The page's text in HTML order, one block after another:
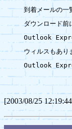
到着メールの一
ダウンロード前
Outlook
ウィルスもあり
Outlook
[2003/08/25